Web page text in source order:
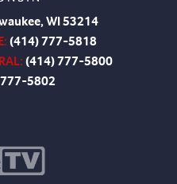
WI 53214
(414) 777-5818
(414) 777-5800
5802